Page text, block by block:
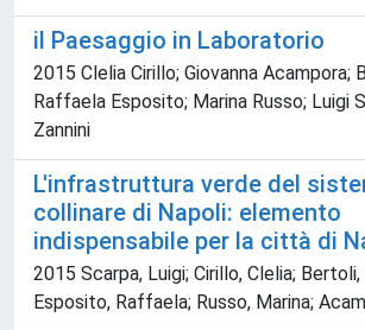
il Paesaggio in Laboratorio
2015 Clelia Cirillo; Giovanna Acampora;
Raffaela Esposito; Marina Russo; Luigi
Zannini
L'infrastruttura verde del
collinare di Napoli: elemento
indispensabile per la città di
2015 Scarpa, Luigi; Cirillo, Clelia; Bertoli,
Esposito, Raffaela; Russo, Marina;